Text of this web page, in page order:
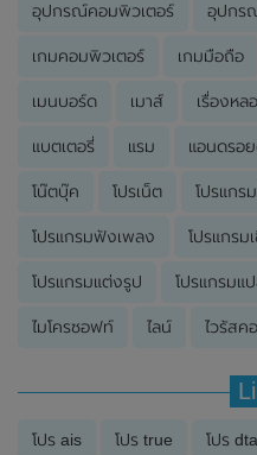
อุปกรณ์คอมพิวเตอร์ อุปกร
เกมคอมพิวเตอร์ เกมมือถือ
เมนบอร์ด เมาส์ เรื่องหล
แบตเตอรี่ แรม แอนดรอ
โน๊ตบุ๊ค โปรเน็ต โปรแกร
โปรแกรมฟังเพลง โปรแกรม
โปรแกรมแต่งรูป โปรแกรมแ
ไมโครซอฟท์ ไลน์ ไวรัสค
โปร ais โปร true โปร